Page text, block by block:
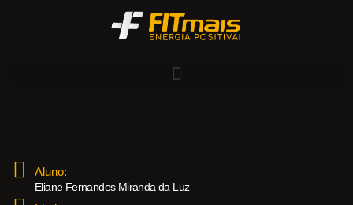
Aluno:
Eliane Fernandes Miranda da Luz